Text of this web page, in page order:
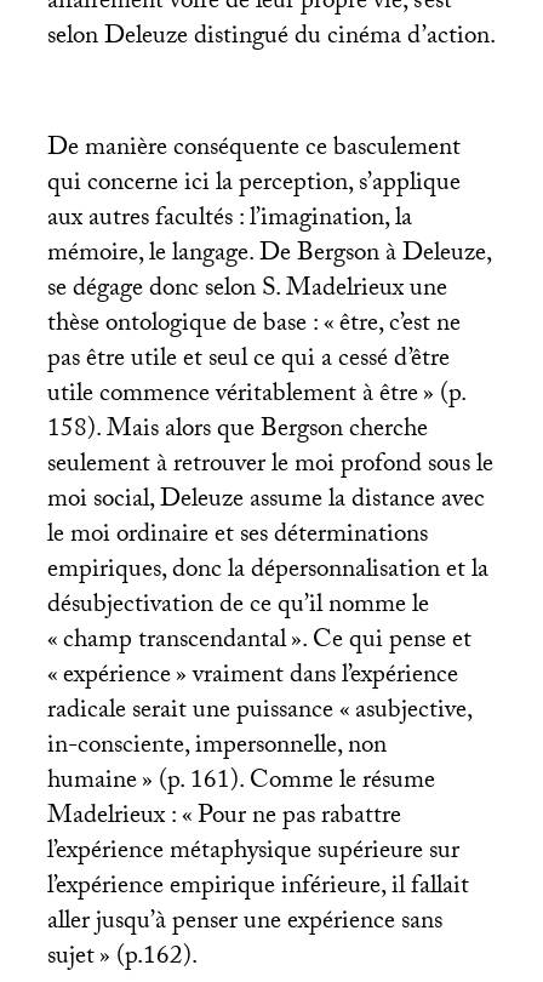
selon Deleuze distingué du cinéma d’action.
De manière conséquente ce basculement
qui concerne ici la perception, s’applique
aux autres facultés : l’imagination, la
mémoire, le langage. De Bergson à Deleuze,
se dégage donc selon S. Madelrieux une
thèse ontologique de base : «être, c’est ne
pas être utile et seul ce qui a cessé d’être
utile commence véritablement à être» (p.
158). Mais alors que Bergson cherche
seulement à retrouver le moi profond sous le
moi social, Deleuze assume la distance avec
le moi ordinaire et ses déterminations
empiriques, donc la dépersonnalisation et la
désubjectivation de ce qu’il nomme le
«champ transcendantal». Ce qui pense et
«expérience» vraiment dans l’expérience
radicale serait une puissance «asubjective,
in-consciente, impersonnelle, non
humaine» (p. 161). Comme le résume
Madelrieux : «Pour ne pas rabattre
l’expérience métaphysique supérieure sur
l’expérience empirique inférieure, il fallait
aller jusqu’à penser une expérience sans
sujet» (p.162).